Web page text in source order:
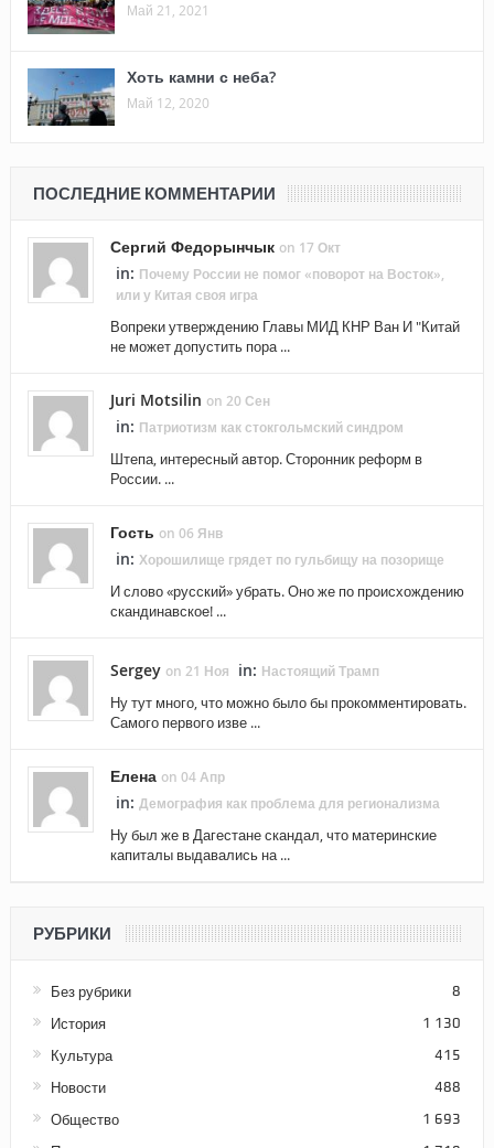
Май 21, 2021
Хоть камни с неба?
Май 12, 2020
ПОСЛЕДНИЕ КОММЕНТАРИИ
Сергий Федорынчык on 17 Окт
in: Почему России не помог «поворот на Восток»,
или у Китая своя игра
Вопреки утверждению Главы МИД КНР Ван И "Китай
не может допустить пора ...
Juri Motsilin on 20 Сен
in: Патриотизм как стокгольмский синдром
Штепа, интересный автор. Сторонник реформ в
России. ...
Гость on 06 Янв
in: Хорошилище грядет по гульбищу на позорище
И слово «русский» убрать. Оно же по происхождению
скандинавское! ...
Sergey on 21 Ноя in: Настоящий Трамп
Ну тут много, что можно было бы прокомментировать.
Самого первого изве ...
Елена on 04 Апр
in: Демография как проблема для регионализма
Ну был же в Дагестане скандал, что материнские
капиталы выдавались на ...
РУБРИКИ
Без рубрики 8
История 1 130
Культура 415
Новости 488
Общество 1 693